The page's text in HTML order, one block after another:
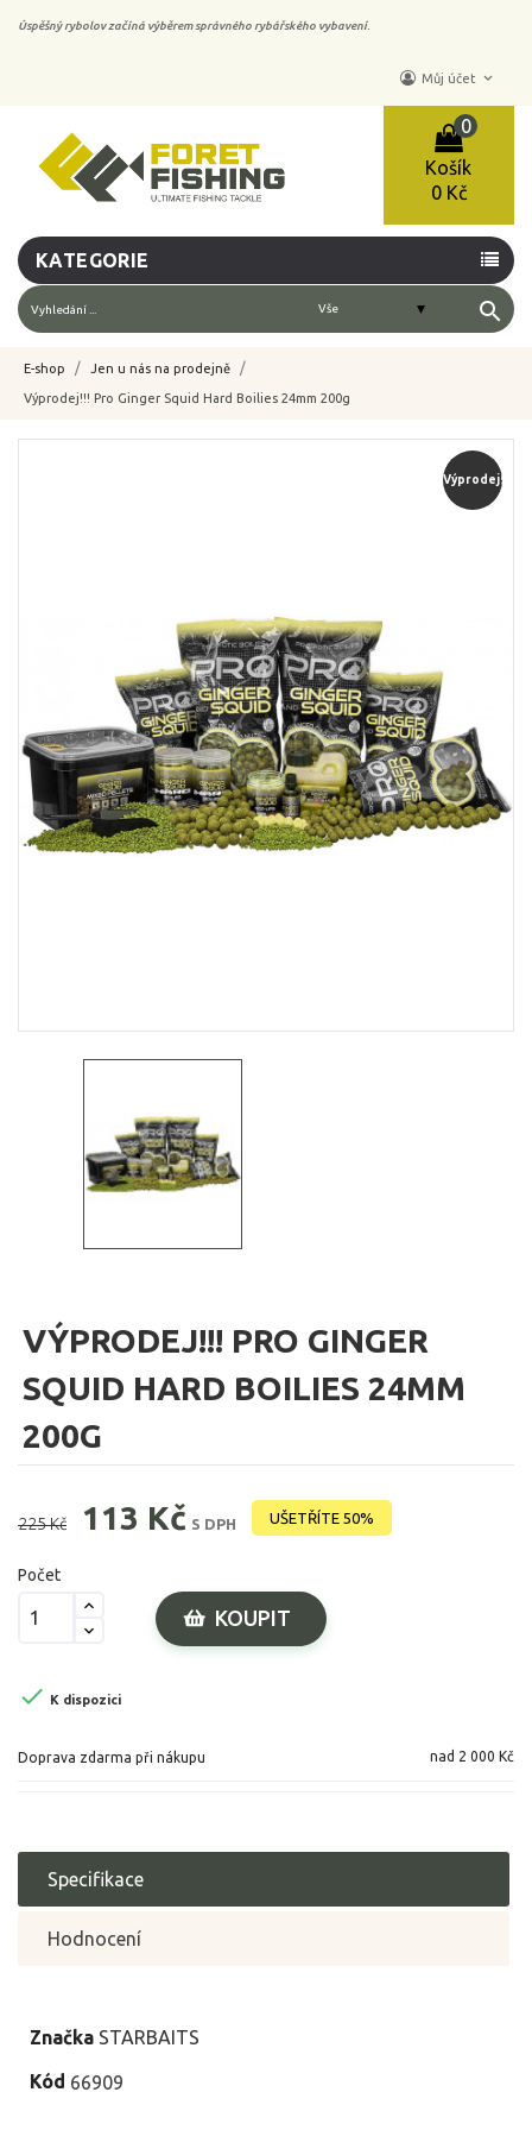
Úspěšný rybolov začíná výběrem správného rybářského vybavení.
Můj účet keyboard_arrow_down
Košík
0
0 Kč
KATEGORIE
search
E-shop Jen u nás na prodejně
Výprodej!!! Pro Ginger Squid Hard Boilies 24mm 200g
Výprodej!
VÝPRODEJ!!! PRO GINGER
SQUID HARD BOILIES 24MM
200G
225 Kč 113 Kč S DPH UŠETŘÍTE 50%
Počet
KOUPIT
 K dispozici
Doprava zdarma při nákupu nad 2 000 Kč
Specifikace
Hodnocení
Značka STARBAITS
Kód 66909